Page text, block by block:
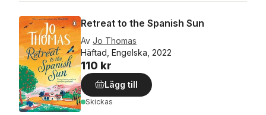
Retreat to the Spanish Sun
Av Jo Thomas
Häftad, Engelska, 2022
110 kr
Lägg till
Skickas